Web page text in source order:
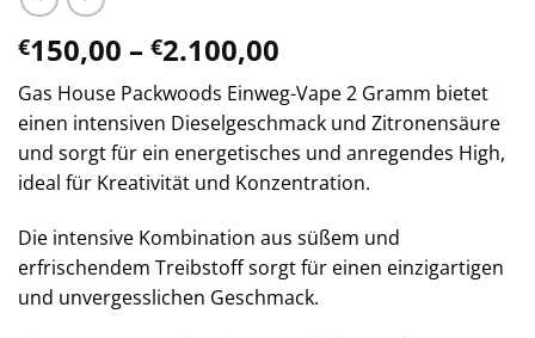
€150,00 – €2.100,00
€150,00
bis
€2.100,00
Gas House Packwoods Einweg-Vape 2 Gramm bietet
einen intensiven Dieselgeschmack und Zitronensäure
und sorgt für ein energetisches und anregendes High,
ideal für Kreativität und Konzentration.
Die intensive Kombination aus süßem und
erfrischendem Treibstoff sorgt für einen einzigartigen
und unvergesslichen Geschmack.